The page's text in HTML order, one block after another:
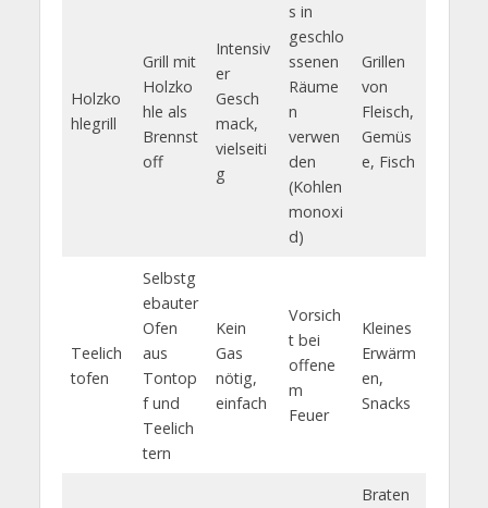
Holzko
hlegrill
Grill mit
Holzko
hle als
Brennst
off
Intensiv
er
Gesch
mack,
vielseiti
g
s in
geschlo
ssenen
Räume
n
verwen
den
(Kohlen
monoxi
d)
Grillen
von
Fleisch,
Gemüs
e, Fisch
Teelich
tofen
Selbstg
ebauter
Ofen
aus
Tontop
f und
Teelich
tern
Kein
Gas
nötig,
einfach
Vorsich
t bei
offene
m
Feuer
Kleines
Erwärm
en,
Snacks
Braten